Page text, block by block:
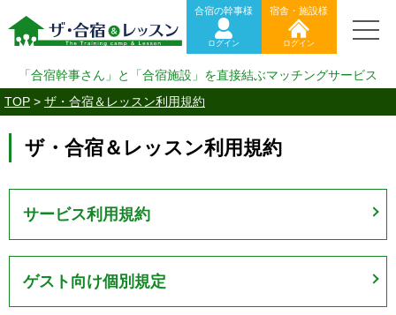
合宿の幹事様
ログイン
宿舎・施設様
ログイン
「合宿幹事さん」と「合宿施設」を直接結ぶマッチングサービス
TOP > ザ・合宿＆レッスン利用規約
ザ・合宿＆レッスン利用規約
サービス利用規約
ゲスト向け個別規定